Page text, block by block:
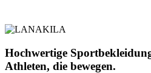
Hochwertige
Athleten, die bewegen.